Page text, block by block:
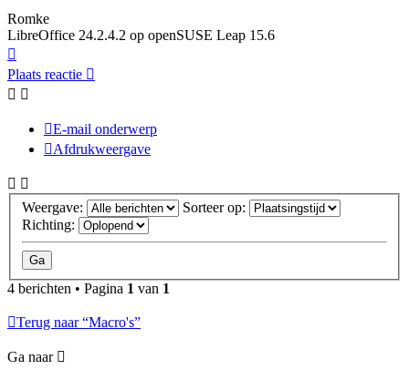
Romke
LibreOffice 24.2.4.2 op openSUSE Leap 15.6
Plaats reactie
E-mail onderwerp
Afdrukweergave
Weergave:
Sorteer op:
Richting:
4 berichten • Pagina 1 van 1
Terug naar “Macro's”
Ga naar